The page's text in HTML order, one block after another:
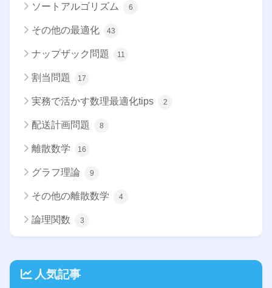
ソートアルゴリズム 6
その他の最適化 43
ナップザック問題 11
割当問題 17
実務で活かす数理最適化tips 2
配送計画問題 8
離散数学 16
グラフ理論 9
その他の離散数学 4
論理関数 3
人気記事